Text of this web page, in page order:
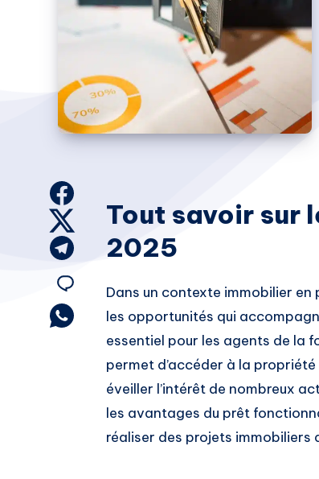
Facebook
Twitter
Share
Telegram
Email
Share
Whatsapp
Tout savoir sur
2025
Dans un contexte immobilier
les opportunités qui
essentiel pour les agents de la
permet d’accéder à la
éveiller l’intérêt de nombreux
les avantages du prêt
réaliser des projets immobiliers